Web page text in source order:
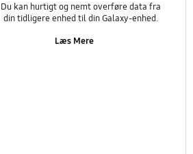
Du kan hurtigt og nemt overføre data fra
din tidligere enhed til din Galaxy-enhed.
Læs Mere